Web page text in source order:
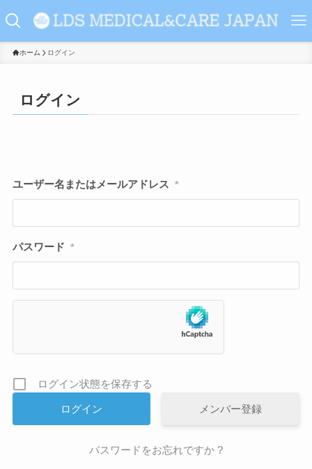
ホーム ログイン
ログイン
ユーザー名またはメールアドレス *
パスワード *
ログイン状態を保存する
メンバー登録
パスワードをお忘れですか ?